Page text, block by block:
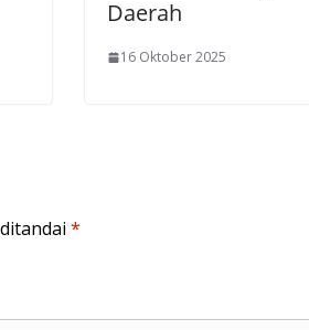
Daerah
16 Oktober 2025
*